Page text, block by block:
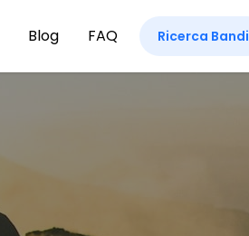
Blog FAQ Ricerca Bandi